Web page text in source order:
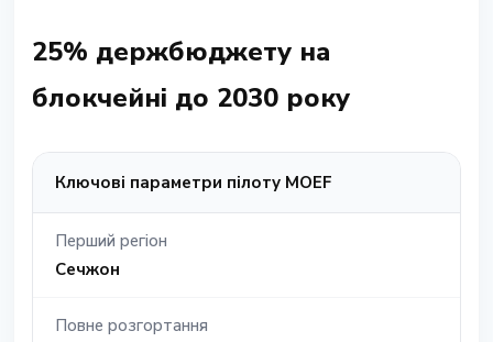
25% держбюджету на
блокчейні до 2030 року
Ключові параметри пілоту MOEF
Перший регіон
Сечжон
Повне розгортання